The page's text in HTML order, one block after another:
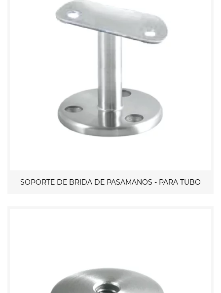
SOPORTE DE BRIDA DE PASAMANOS - PARA TUBO